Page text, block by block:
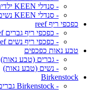
- סנדלי KEEN ילדים
- סנדלי KEEN נשים
כפכפי ריף reef
- כפכפי ריף גברים reef
- כפכפי ריף נשים reef
טבע נאות כפכפים
- גברים (טבע נאות)
- נשים (טבע נאות)
Birkenstock
- Birkenstock גברים